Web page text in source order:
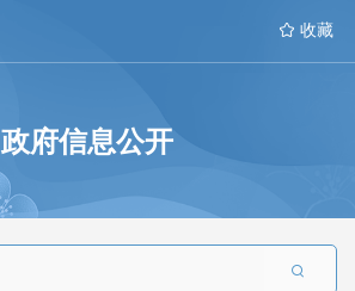
 收藏
政府信息公开
